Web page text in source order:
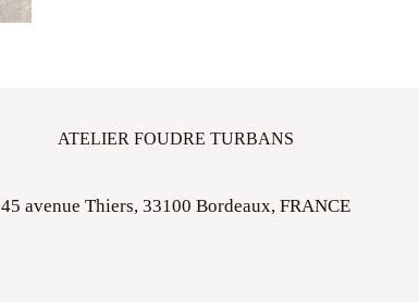
ATELIER FOUDRE TURBANS
45 avenue Thiers, 33100 Bordeaux, FRANCE